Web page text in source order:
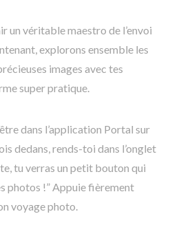
un véritable maestro de l’envoi
explorons ensemble les
images avec tes
super pratique.
dans l’application Portal sur
dedans, rends-toi dans l’onglet
tu verras un petit bouton qui
photos !” Appuie fièrement
voyage photo.